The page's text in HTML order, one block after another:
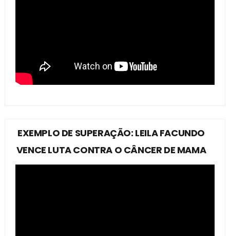
EXEMPLO DE SUPERAÇÃO: LEILA FACUNDO
VENCE LUTA CONTRA O CÂNCER DE MAMA